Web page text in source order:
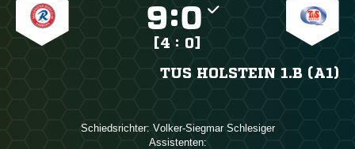
:
[4 : 0]
TUS HOLSTEIN 1.B (A1)
Schiedsrichter:  
Assistenten: